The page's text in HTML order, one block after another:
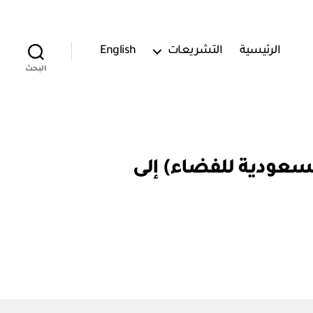
الرئيسية التشريعات English
البحث
(الهيئة السعودية للفضاء) إلى